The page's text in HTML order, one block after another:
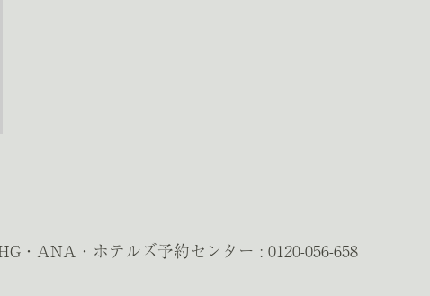
・ANA・ホテルズ予約センター : 0120-056-658